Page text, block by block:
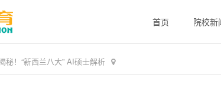
首页 院校新
秘！“新西兰八大” AI硕士解析